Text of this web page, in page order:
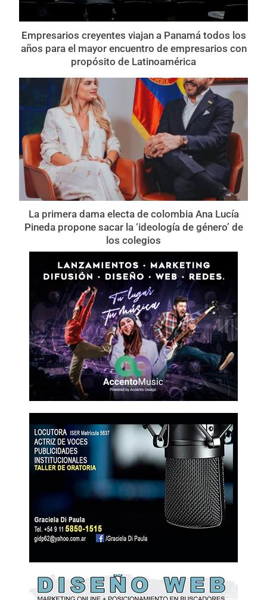
Empresarios creyentes viajan a Panamá todos los
años para el mayor encuentro de empresarios con
propósito de Latinoamérica
La primera dama electa de colombia Ana Lucía
Pineda propone sacar la ‘ideología de género’ de
los colegios